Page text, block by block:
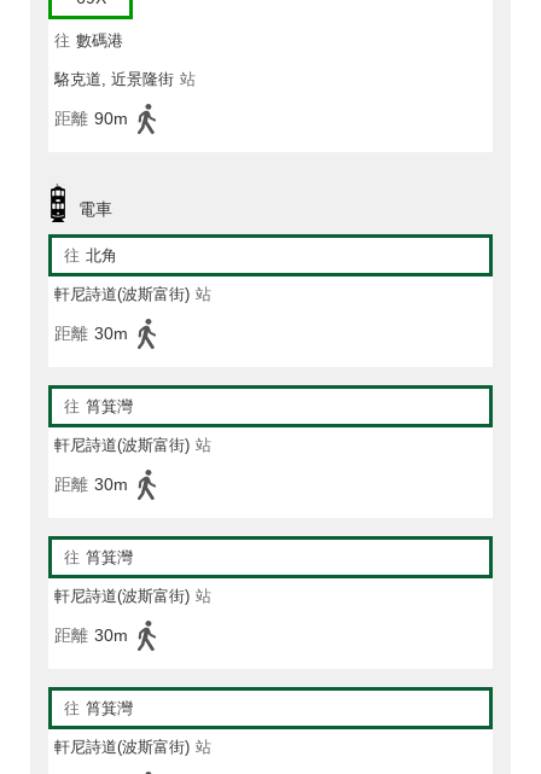
往 數碼港
駱克道, 近景隆街 站
距離 90m
電車
往 北角
軒尼詩道(波斯富街) 站
距離 30m
往 筲箕灣
軒尼詩道(波斯富街) 站
距離 30m
往 筲箕灣
軒尼詩道(波斯富街) 站
距離 30m
往 筲箕灣
軒尼詩道(波斯富街) 站